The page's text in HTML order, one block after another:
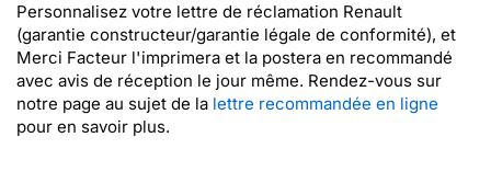
Personnalisez votre lettre de réclamation Renault
(garantie constructeur/garantie légale de conformité), et
Merci Facteur l'imprimera et la postera en recommandé
avec avis de réception le jour même. Rendez-vous sur
notre page au sujet de la lettre recommandée en ligne
pour en savoir plus.